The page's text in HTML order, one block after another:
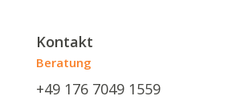
Kontakt
Beratung
+49 176 7049 1559